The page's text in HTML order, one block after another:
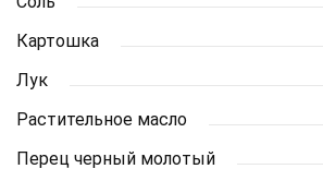
Картошка
Лук
Растительное масло
Перец черный молотый